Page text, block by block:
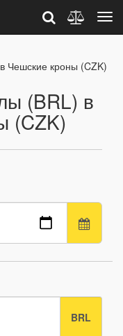
Чешские кроны (CZK)
(BRL) в
(CZK)